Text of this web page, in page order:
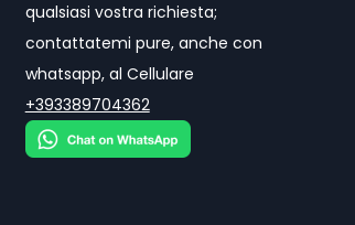
qualsiasi vostra richiesta;
contattatemi pure, anche con
whatsapp, al Cellulare
+393389704362